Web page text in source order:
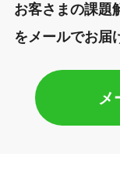
お客さまの課題
をメールでお届
メ